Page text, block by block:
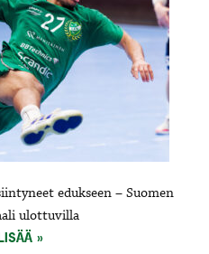
edukseen – Suomen
ulottuvilla